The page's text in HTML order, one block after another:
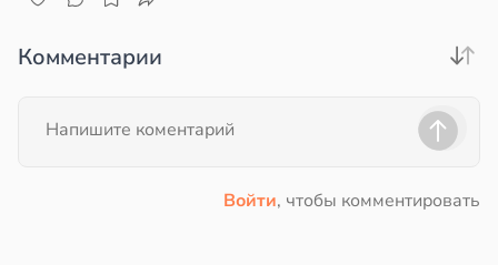
Комментарии
Войти, чтобы комментировать